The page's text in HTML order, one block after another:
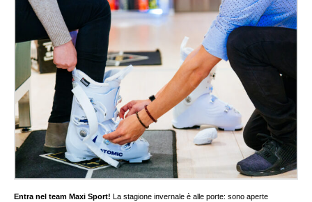
Entra nel team Maxi Sport!La stagione invernale è alle porte: sono aperte